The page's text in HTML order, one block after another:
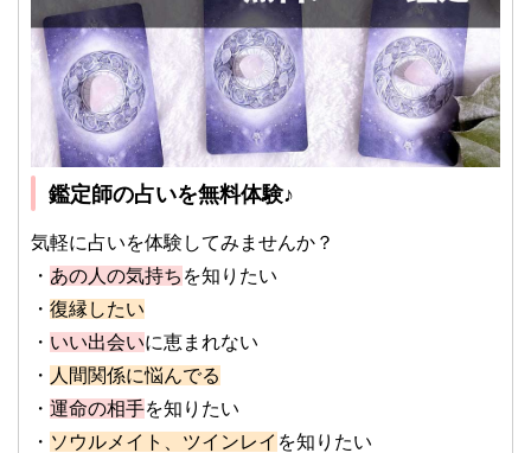
鑑定師の占いを無料体験♪
気軽に占いを体験してみませんか？
・ あの人の気持ち を知りたい
・ 復縁したい
・ いい出会いに恵まれない
・ 人間関係に悩んでる
・ 運命の相手を知りたい
・ ソウルメイト、ツインレイ を知りたい